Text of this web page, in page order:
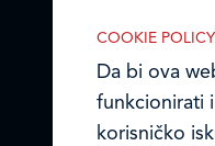
Ledo u inozemstvu
COOKIE POLICY
Da bi ova
funkcionirati
korisničko